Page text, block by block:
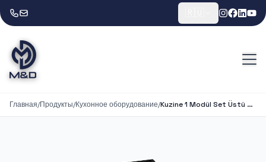
Главная/Продукты/Кухонное оборудование/ Kuzine 1 Modül Set Üstü 4 Gözlü